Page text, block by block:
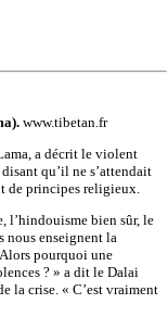
www.tibetan.fr
a décrit le violent
qu’il ne s’attendait
de principes religieux.
l’hindouisme bien sûr, le
nous enseignent la
pourquoi une
? » a dit le Dalai
la crise. « C’est vraiment